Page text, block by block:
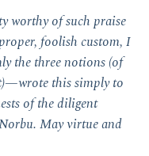
worthy of such praise
foolish custom, I
the three notions (of
this simply to
of the diligent
May virtue and